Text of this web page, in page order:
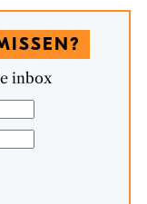
inbox